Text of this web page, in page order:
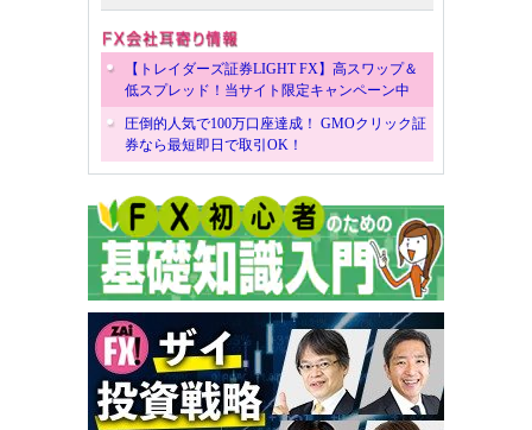
【トレイダーズ証券LIGHT FX】高スワップ＆
低スプレッド！当サイト限定キャンペーン中
圧倒的人気で100万口座達成！ GMOクリック証
券なら最短即日で取引OK！